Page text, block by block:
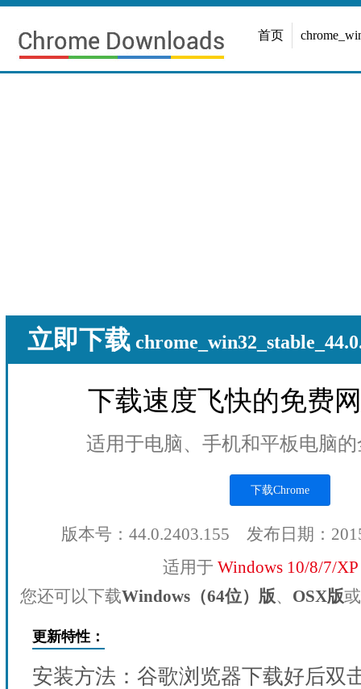
首页
立即下载
下载速度飞快的免费
适用于电脑、手机和平板电脑
下载Chrome
版本号：44.0.2403.155 发布日期：
适用于 Windows 10/8/7/
您还可以下载Windows（64位）版、 OSX版或
更新特性：
安装方法：谷歌浏览器下载好后双